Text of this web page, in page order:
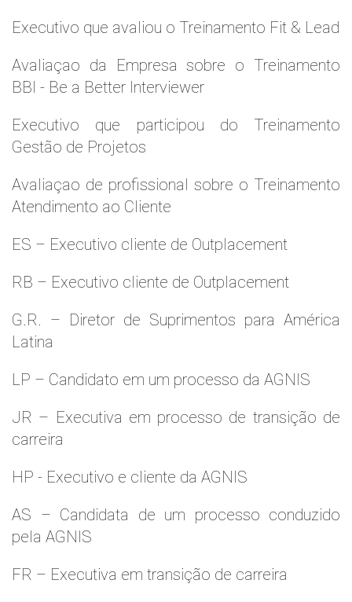
Executivo que avaliou o Treinamento Fit & Lead
Avaliaçao da Empresa sobre o Treinamento
BBI - Be a Better Interviewer
Executivo que participou do Treinamento
Gestão de Projetos
Avaliaçao de profissional sobre o Treinamento
Atendimento ao Cliente
ES – Executivo cliente de Outplacement
RB – Executivo cliente de Outplacement
G.R. – Diretor de Suprimentos para América
Latina
LP – Candidato em um processo da AGNIS
JR – Executiva em processo de transição de
carreira
HP - Executivo e cliente da AGNIS
AS – Candidata de um processo conduzido
pela AGNIS
FR – Executiva em transição de carreira